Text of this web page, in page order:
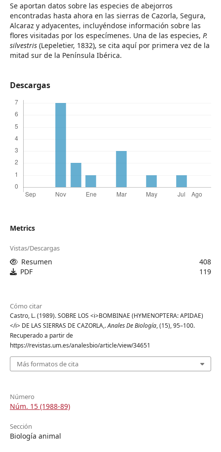
Se aportan datos sobre las especies de abejorros
encontradas hasta ahora en las sierras de Cazorla, Segura,
Alcaraz y adyacentes, incluyéndose información sobre las
flores visitadas por los especímenes. Una de las especies, P.
silvestris (Lepeletier, 1832), se cita aquí por primera vez de la
mitad sur de la Península Ibérica.
Descargas
Metrics
Vistas/Descargas
Resumen
408
PDF
119
Cómo citar
Castro, L. (1989). SOBRE LOS <i>BOMBINAE (HYMENOPTERA: APIDAE)
</i> DE LAS SIERRAS DE CAZORLA,.Anales De Biología, (15), 95–100.
Recuperado a partir de
https://revistas.um.es/analesbio/article/view/34651
Más formatos de cita
Número
Núm. 15 (1988-89)
Sección
Biología animal